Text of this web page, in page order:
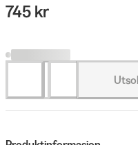
745 kr